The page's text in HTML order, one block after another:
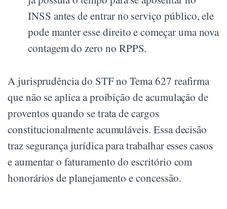
INSS antes de entrar no serviço público, ele
pode manter esse direito e começar uma nova
contagem do zero no RPPS.
A jurisprudência do STF no Tema 627 reafirma
que não se aplica a proibição de acumulação de
proventos quando se trata de cargos
constitucionalmente acumuláveis. Essa decisão
traz segurança jurídica para trabalhar esses casos
e aumentar o faturamento do escritório com
honorários de planejamento e concessão.